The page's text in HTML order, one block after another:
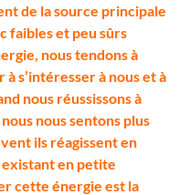
de la source principale
faibles et peu sûrs
nous tendons à
s’intéresser à nous et à
nous réussissons à
nous sentons plus
ils réagissent en
existant en petite
cette énergie est la